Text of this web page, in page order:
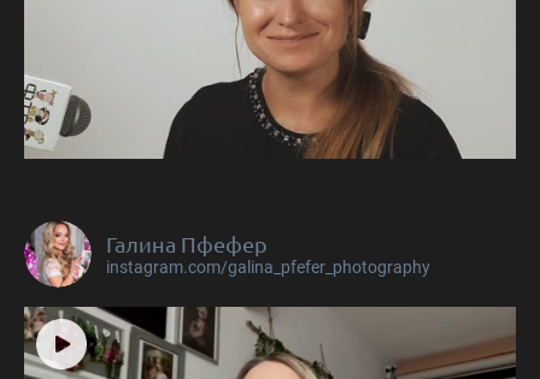
Галина Пфефер
instagram.com/galina_pfefer_photography